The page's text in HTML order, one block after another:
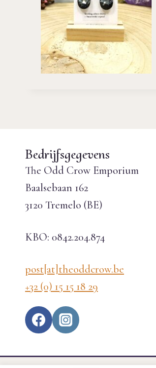
Bedrijfsgegevens
The Odd Crow Emporium
Baalsebaan 162
3120 Tremelo (BE)
KBO: 0842.204.874
post[at]theoddcrow.be
+32 (0) 15 15 18 29
EN